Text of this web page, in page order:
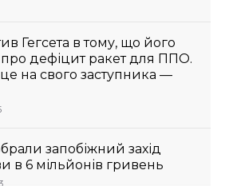
Гегсета в тому, що його
дефіцит ракет для ППО.
на свого заступника —
запобіжний захід
в 6 мільйонів гривень